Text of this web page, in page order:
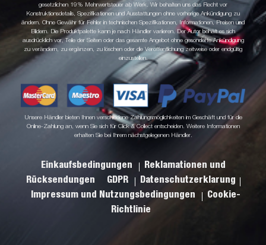
gesetzlichen 19% Mehrwertsteuer ab Werk. Wir behalten uns das Recht vor
Konstruktionsdetails, Spezifikationen und Ausstattungen ohne vorherige Ankündigung zu
ändern. Ohne Gewähr für Fehler in technischen Spezifikationen, Informationen, Preisen und
Bildern. Die Produktpalette kann je nach Händler variieren. Der Autor behält es sich
ausdrücklich vor, Teile der Seiten oder das gesamte Angebot ohne gesonderte Ankündigung
zu verändern, zu ergänzen, zu löschen oder die Veröffentlichung zeitweise oder endgültig
einzustellen.
Unsere Händler bieten Ihnen verschiedene Zahlungsmöglichkeiten im Geschäft und für die
Online-Zahlung an, wenn Sie sich für Click & Collect entscheiden. Weitere Informationen
erhalten Sie bei Ihrem nächstgelegenen Händler.
Einkaufsbedingungen
Reklamationen und
Rücksendungen
GDPR
Datenschutzerklarung
Impressum und Nutzungsbedingungen
Cookie-
Richtlinie